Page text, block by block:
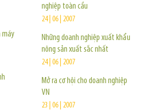
máy
nghiệp toàn cầu
24 | 06 | 2007
Những doanh nghiệp xuất khẩu
nông sản xuất sắc nhất
24 | 06 | 2007
Mở ra cơ hội cho doanh nghiệp
VN
23 | 06 | 2007